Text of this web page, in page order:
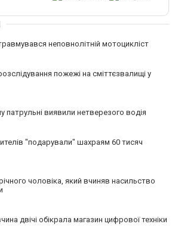
неповнолітній мотоцикліст
пожежі на сміттєзвалищі у
патрульні виявили нетверезого водія
"подарували" шахраям 60 тисяч
чоловіка, який вчиняв насильство
двічі обікрала магазин цифрової техніки